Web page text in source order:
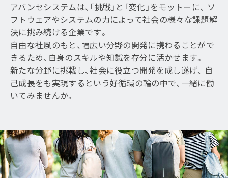
アバンセシステムは、「挑戦」と「変化」をモットーに、 ソ
フトウェアやシステムの力によって社会の様々な課題解
決に挑み続ける企業です。
自由な社風のもと、幅広い分野の開発に携わることがで
きるため、自身のスキルや知識を存分に活かせます。
新たな分野に挑戦し、社会に役立つ開発を成し遂げ、 自
己成長をも実現するという好循環の輪の中で、一緒に働
いてみませんか。